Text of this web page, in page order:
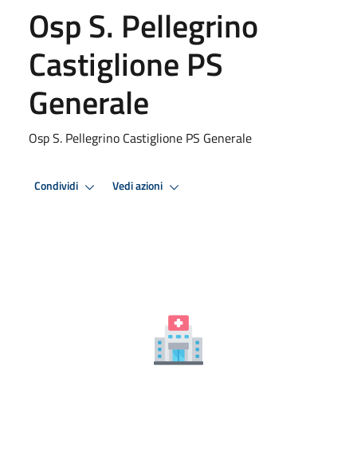
Osp S. Pellegrino
Castiglione PS
Generale
Osp S. Pellegrino Castiglione PS Generale
Condividi Vedi azioni